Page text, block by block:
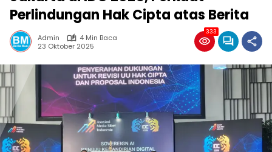
Perlindungan Hak Cipta atas Berita
Admin
4 Min Baca
23 Oktober 2025
333